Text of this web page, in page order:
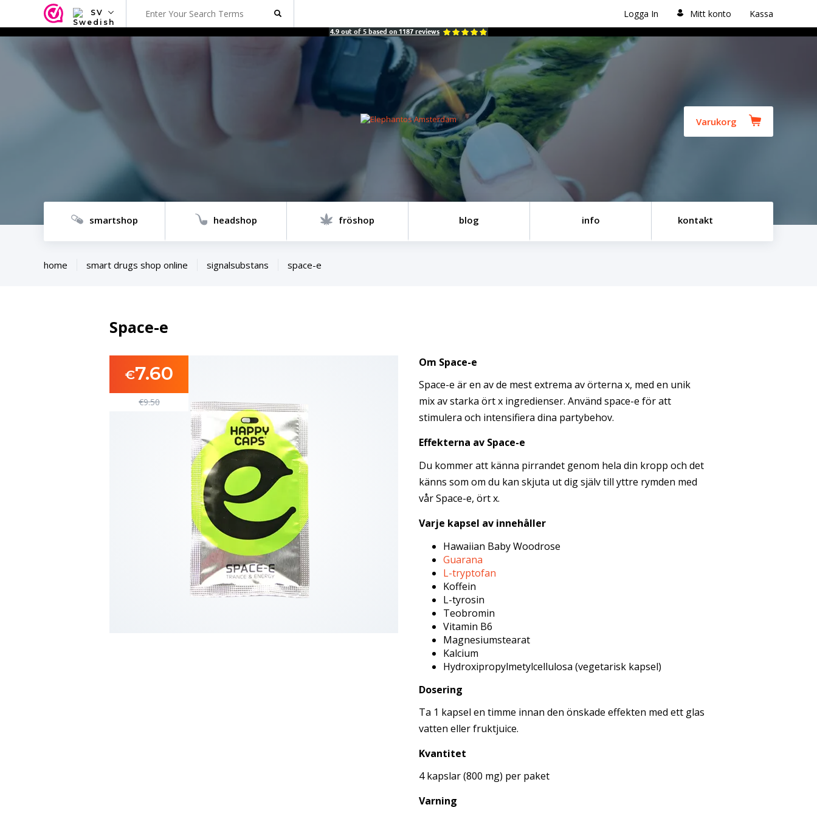
SV Logga In Mitt konto Kassa
4.9 out of 5 based on 1187 reviews
Varukorg
smartshop headshop fröshop blog info kontakt
home smart drugs shop online signalsubstans space-e
Space-e
€7.60
€9.50
Om Space-e
Space-e är en av de mest extrema av örterna x, med en unik
mix av starka ört x ingredienser. Använd space-e för att
stimulera och intensifiera dina partybehov.
Effekterna av Space-e
Du kommer att känna pirrandet genom hela din kropp och det
känns som om du kan skjuta ut dig själv till yttre rymden med
vår Space-e, ört x.
Varje kapsel av innehåller
Hawaiian Baby Woodrose
Guarana
L-tryptofan
Koffein
L-tyrosin
Teobromin
Vitamin B6
Magnesiumstearat
Kalcium
Hydroxipropylmetylcellulosa (vegetarisk kapsel)
Dosering
Ta 1 kapsel en timme innan den önskade effekten med ett glas
vatten eller fruktjuice.
Kvantitet
4 kapslar (800 mg) per paket
Varning